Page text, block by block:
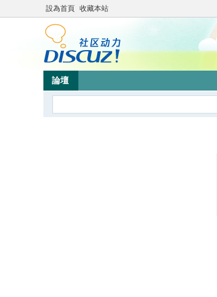
設為首頁 收藏本站
論壇